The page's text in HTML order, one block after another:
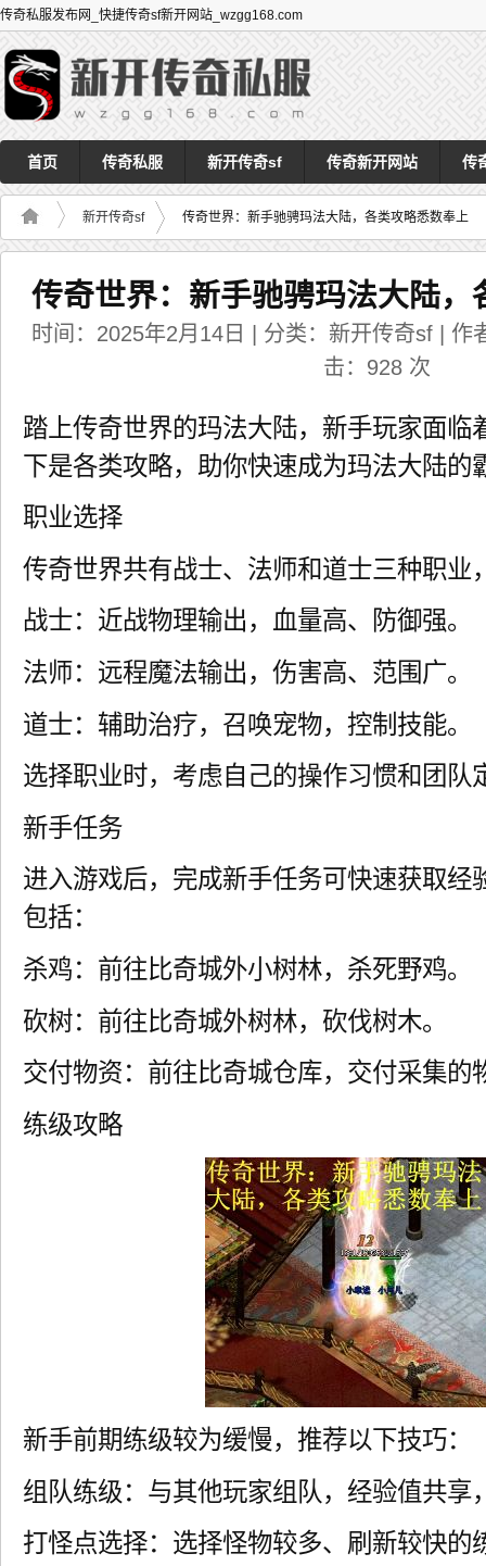
传奇私服发布网_快捷传奇sf新开网站_wzgg168.com
首页 传奇私服 新开传奇sf 传奇新开网站 传
新开传奇sf 传奇世界：新手驰骋玛法大陆，各类攻略悉数奉上
传奇世界：新手驰骋玛法大陆，
时间：2025年2月14日 | 分类：新开传奇sf | 作
击： 928 次
踏上传奇世界的玛法大陆，新手玩家面临
下是各类攻略，助你快速成为玛法大陆的
职业选择
传奇世界共有战士、法师和道士三种职业
战士：近战物理输出，血量高、防御强。
法师：远程魔法输出，伤害高、范围广。
道士：辅助治疗，召唤宠物，控制技能。
选择职业时，考虑自己的操作习惯和团队
新手任务
进入游戏后，完成新手任务可快速获取经
包括：
杀鸡：前往比奇城外小树林，杀死野鸡。
砍树：前往比奇城外树林，砍伐树木。
交付物资：前往比奇城仓库，交付采集的
练级攻略
新手前期练级较为缓慢，推荐以下技巧：
组队练级：与其他玩家组队，经验值共享
打怪点选择：选择怪物较多、刷新较快的